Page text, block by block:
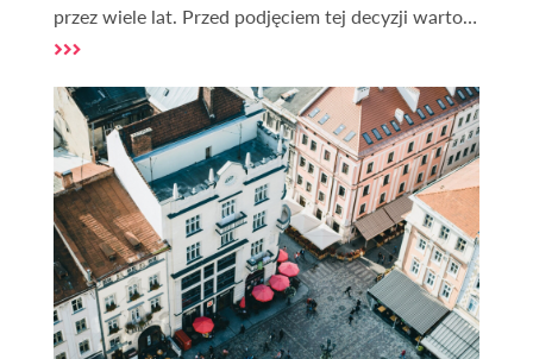
przez wiele lat. Przed podjęciem tej decyzji warto
jednak zweryfikować położenie działki, m.in. pod
grunty narażone na niebezpieczeństwo powodzi
nie są rzadkością, dlatego przy zakupie działki takie
zagrożenie trzeba mieć na uwadze.